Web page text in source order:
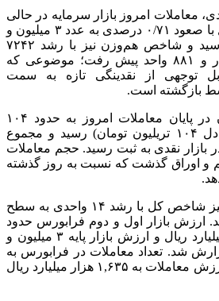
معاملات امروز بازار سرمایه در حالی
پایان یافت که شاخص کل با صعود ۰/۷۱ درصدی به عدد ۳ میلیون و
۵۰۷ هزار و ۱۹۲ واحد رسید و شاخص هم‌وزن نیز با رشد ۷۲۴۲
واحدی تا سطح ۹۸۵ هزار و ۸۸۱ واحد پیش رفت؛ موضوعی که
توجهی از نقدینگی تازه به سمت
بازگشته است.
ارزش بازار بورس تهران در پایان معاملات امروز به حدود ۱۰۴
میلیون میلیارد ریال (معادل ۱۰۴ تریلیون تومان) رسید و مجموع
۴۳۳ معامله در بازار نقدی به ثبت رسید. حجم معاملات
میلیارد سهم و اوراق گذشت که نسبت به روز گذشته
ایران نیز شاخص کل با رشد ۱۴ واحدی به سطح
فرابورس حدود
۱۶ میلیون و ۳۱۴ هزار میلیارد ریال و ارزش بازار پایه ۳ میلیون و
فرابورس به
۳۷۴ هزار و ۵۸۹ فقره و ارزش معاملات به ۱,۶۳۵ هزار میلیارد ریال